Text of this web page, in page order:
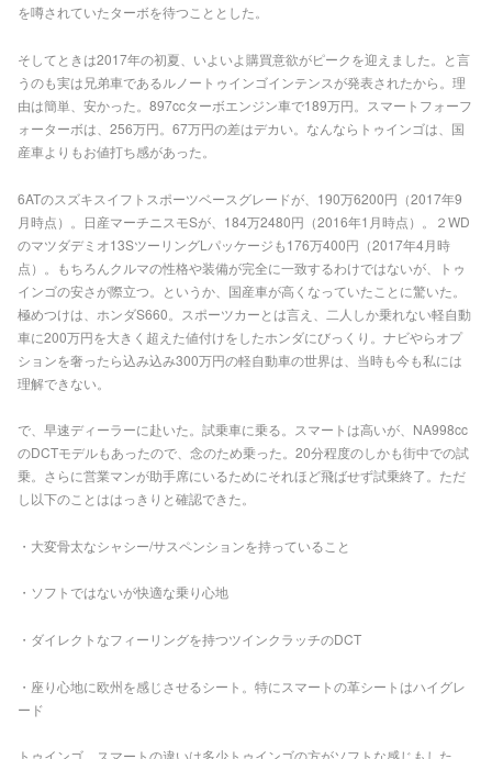
を噂されていたターボを待つこととした。
そしてときは2017年の初夏、いよいよ購買意欲がピークを迎えました。と言
うのも実は兄弟車であるルノートゥインゴインテンスが発表されたから。理
由は簡単、安かった。897ccターボエンジン車で189万円。スマートフォーフ
ォーターボは、256万円。67万円の差はデカい。なんならトゥインゴは、国
産車よりもお値打ち感があった。
6ATのスズキスイフトスポーツベースグレードが、190万6200円（2017年9
月時点）。日産マーチニスモSが、184万2480円（2016年1月時点）。２WD
のマツダデミオ13SツーリングLパッケージも176万400円（2017年4月時
点）。もちろんクルマの性格や装備が完全に一致するわけではないが、トゥ
インゴの安さが際立つ。というか、国産車が高くなっていたことに驚いた。
極めつけは、ホンダS660。スポーツカーとは言え、二人しか乗れない軽自動
車に200万円を大きく超えた値付けをしたホンダにびっくり。ナビやらオプ
ションを奢ったら込み込み300万円の軽自動車の世界は、当時も今も私には
理解できない。
で、早速ディーラーに赴いた。試乗車に乗る。スマートは高いが、NA998cc
のDCTモデルもあったので、念のため乗った。20分程度のしかも街中での試
乗。さらに営業マンが助手席にいるためにそれほど飛ばせず試乗終了。ただ
し以下のことははっきりと確認できた。
・大変骨太なシャシー/サスペンションを持っていること
・ソフトではないが快適な乗り心地
・ダイレクトなフィーリングを持つツインクラッチのDCT
・座り心地に欧州を感じさせるシート。特にスマートの革シートはハイグレ
ード